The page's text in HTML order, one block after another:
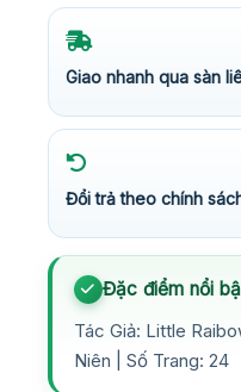
Giao nhanh qua sàn
Đổi trả theo chính
Đặc điểm nổi
Tác Giả: Little
Niên | Số Trang: 24